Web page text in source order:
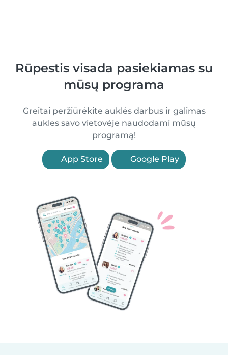
Rūpestis visada pasiekiamas su
mūsų programa
Greitai peržiūrėkite auklės darbus ir galimas
aukles savo vietovėje naudodami mūsų
programą!
App Store Google Play